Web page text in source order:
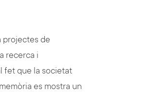
projectes de
recerca i
fet que la societat
es mostra un